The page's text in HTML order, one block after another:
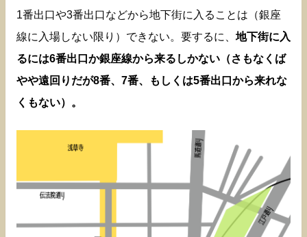
1番出口や3番出口などから地下街に入ることは（銀座
線に入場しない限り）できない。要するに、 地下街に入
るには6番出口か銀座線から来るしかない（さもなくば
やや遠回りだが8番、7番、もしくは5番出口から来れな
くもない）。